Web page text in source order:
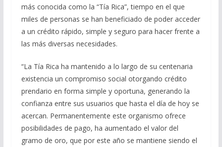
más conocida como la “Tía Rica”, tiempo en el que
miles de personas se han beneficiado de poder acceder
a un crédito rápido, simple y seguro para hacer frente a
las más diversas necesidades.
“La Tía Rica ha mantenido a lo largo de su centenaria
existencia un compromiso social otorgando crédito
prendario en forma simple y oportuna, generando la
confianza entre sus usuarios que hasta el día de hoy se
acercan. Permanentemente este organismo ofrece
posibilidades de pago, ha aumentado el valor del
gramo de oro, que por este año se mantiene siendo el